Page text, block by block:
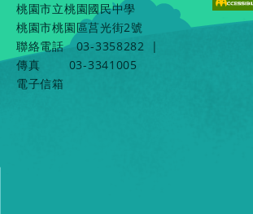
桃園市立桃園國民中學
桃園市桃園區莒光街2號
聯絡電話
03-3358282
|
傳真
03-3341005
電子信箱